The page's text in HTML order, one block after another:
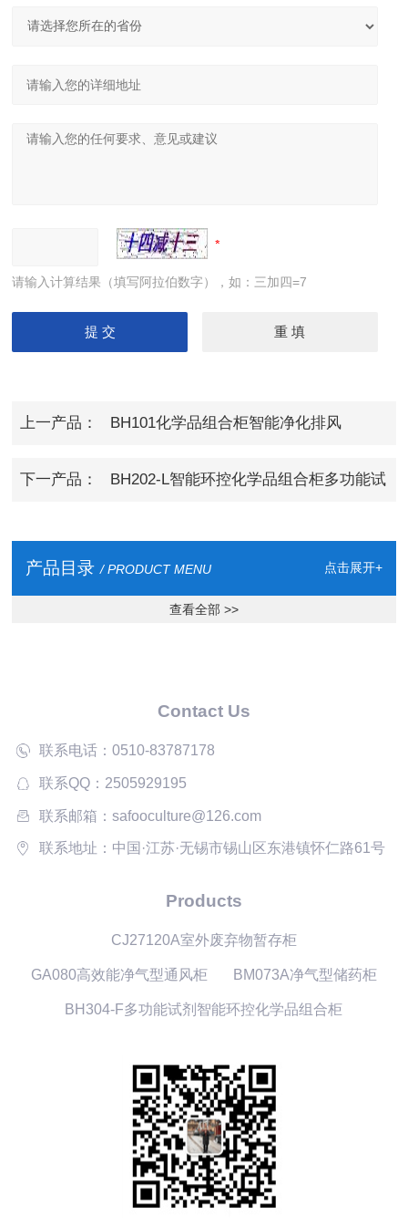
请输入计算结果（填写阿拉伯数字），如：三加四=7
上一产品： BH101化学品组合柜智能净化排风
下一产品： BH202-L智能环控化学品组合柜多功能试
产品目录 / PRODUCT MENU 点击展开+
查看全部 >>
Contact Us
联系电话：0510-83787178
联系QQ：2505929195
联系邮箱：safooculture@126.com
联系地址：中国·江苏·无锡市锡山区东港镇怀仁路61号
Products
CJ27120A室外废弃物暂存柜
GA080高效能净气型通风柜 BM073A净气型储药柜
BH304-F多功能试剂智能环控化学品组合柜